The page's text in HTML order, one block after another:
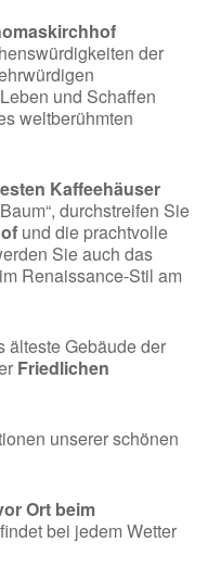
der
und Schaffen
weltberühmten
Kaffeehäuser
durchstreifen Sie
und die prachtvolle
Sie auch das
Renaissance-Stil am
älteste Gebäude der
Friedlichen
unserer schönen
Ort beim
bei jedem Wetter